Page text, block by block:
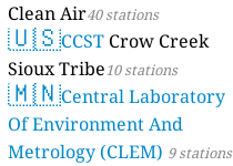
Clean Air40 stations
🇺🇸CCST Crow Creek
Sioux Tribe10 stations
🇲🇳Central Laboratory
Of Environment And
Metrology (CLEM) 9 stations